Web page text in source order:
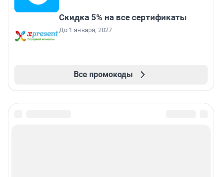
Скидка 5% на все сертификаты
До 1 января, 2027
Все промокоды